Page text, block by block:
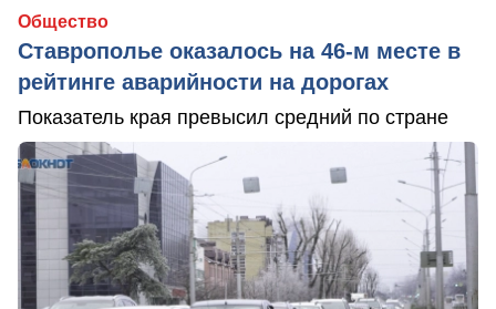
Общество
Ставрополье оказалось на 46-м месте в
рейтинге аварийности на дорогах
Показатель края превысил средний по стране